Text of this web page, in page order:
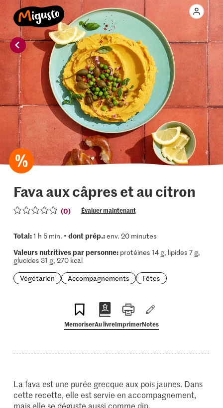
Fava aux câpres et au citron
(0) Évaluer maintenant
Total:1 h 5 min. • dont prép.:env. 20 minutes
Valeurs nutritives par personne:protéines 14 g, lipides 7 g,
glucides 31 g, 270 kcal
Végétarien
Accompagnements Fêtes
MemoriserAu livreImprimerNotes
La fava est une purée grecque aux pois jaunes. Dans
cette recette, elle est servie en accompagnement,
mais elle se déguste aussi comme dip.